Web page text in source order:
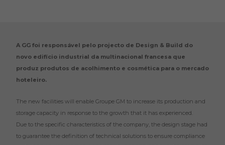
A GG foi responsável pelo projecto de Design & Build do
novo edifício industrial da multinacional francesa que
produz produtos de acolhimento e cosmética para o mercado
hoteleiro.
The new facilities will enable Groupe GM to increase its production and
storage capacity in response to the growth that it has experienced.
Due to the specific characteristics of the company, the design stage had
to guarantee the definition of technical solutions to ensure compliance